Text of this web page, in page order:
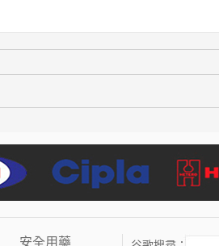
安全用藥